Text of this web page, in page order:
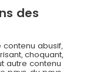
des
abusif,
choquant,
autre contenu